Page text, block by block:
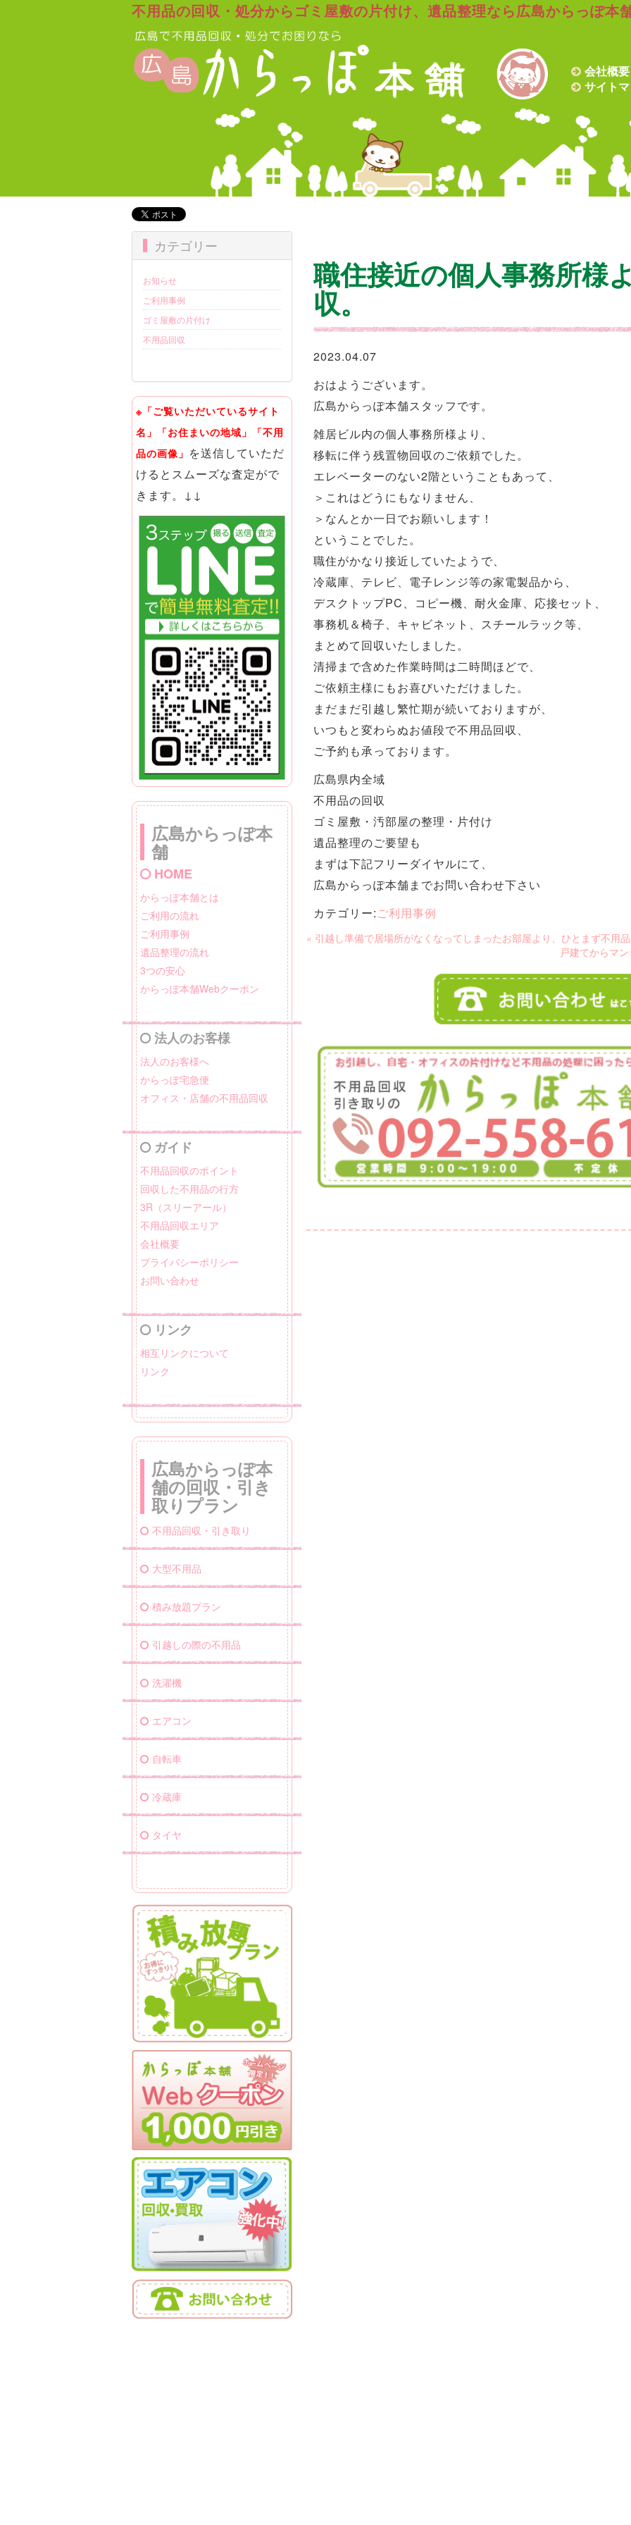
不用品の回収・処分からゴミ屋敷の片付け、遺品整理なら広島からっぽ本
会社概要
サイト
カテゴリー
お知らせ
ご利用事例
ゴミ屋敷の片付け
不用品回収
※「ご覧いただいているサイト
名」「お住まいの地域」「不用
品の画像」 を送信していただ
けるとスムーズな査定がで
きます。↓↓
広島からっぽ本
舗
HOME
からっぽ本舗とは
ご利用の流れ
ご利用事例
遺品整理の流れ
3つの安心
からっぽ本舗Webクーポン
法人のお客様
法人のお客様へ
からっぽ宅急便
オフィス・店舗の不用品回収
ガイド
不用品回収のポイント
回収した不用品の行方
3R（スリーアール）
不用品回収エリア
会社概要
プライバシーポリシー
お問い合わせ
リンク
相互リンクについて
リンク
広島からっぽ本
舗の回収・引き
取りプラン
不用品回収・引き取り
大型不用品
積み放題プラン
引越しの際の不用品
洗濯機
エアコン
自転車
冷蔵庫
タイヤ
職住接近の個人事務所様
収。
2023.04.07
おはようございます。
広島からっぽ本舗スタッフです。
雑居ビル内の個人事務所様より、
移転に伴う残置物回収のご依頼でした。
エレベーターのない2階ということもあって、
＞これはどうにもなりません、
＞なんとか一日でお願いします！
ということでした。
職住がかなり接近していたようで、
冷蔵庫、テレビ、電子レンジ等の家電製品から、
デスクトップPC、コピー機、耐火金庫、応接セット、
事務机＆椅子、キャビネット、スチールラック等、
まとめて回収いたしました。
清掃まで含めた作業時間は二時間ほどで、
ご依頼主様にもお喜びいただけました。
まだまだ引越し繁忙期が続いておりますが、
いつもと変わらぬお値段で不用品回収、
ご予約も承っております。
広島県内全域
不用品の回収
ゴミ屋敷・汚部屋の整理・片付け
遺品整理のご要望も
まずは下記フリーダイヤルにて、
広島からっぽ本舗までお問い合わせ下さい
カテゴリー:ご利用事例
« 引越し準備で居場所がなくなってしまったお部屋より、ひとまず不用品
戸建てからマ